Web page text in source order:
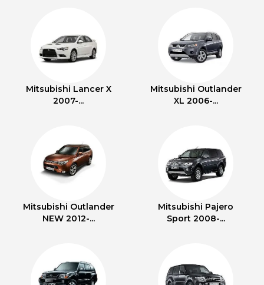
Mitsubishi Lancer X
2007-...
Mitsubishi Outlander
XL 2006-...
Mitsubishi Outlander
NEW 2012-...
Mitsubishi Pajero
Sport 2008-...